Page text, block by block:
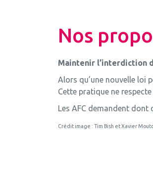
Nos
Maintenir l’interdiction
Alors qu’une nouvelle loi
Cette pratique ne
Les AFC demandent dont
Crédit image : Tim Bish et Xavier